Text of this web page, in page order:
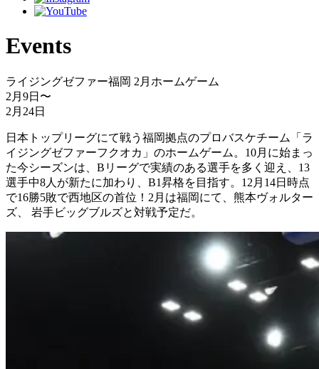
Events
ライジングゼファー福岡 2月ホームゲーム
2月9日 〜
2月24日
日本トップリーグにて戦う福岡拠点のプロバスケチーム「ラ
イジングゼファーフクオカ」のホームゲーム。10月に始まっ
た今シーズンは、Bリーグで実績のある選手を多く迎え、13
選手中8人が新たに加わり、B1昇格を目指す。12月14日時点
で16勝5敗で西地区の首位！2月は福岡にて、熊本ヴォルター
ズ、 岩手ビッグブルズと対戦予定だ。